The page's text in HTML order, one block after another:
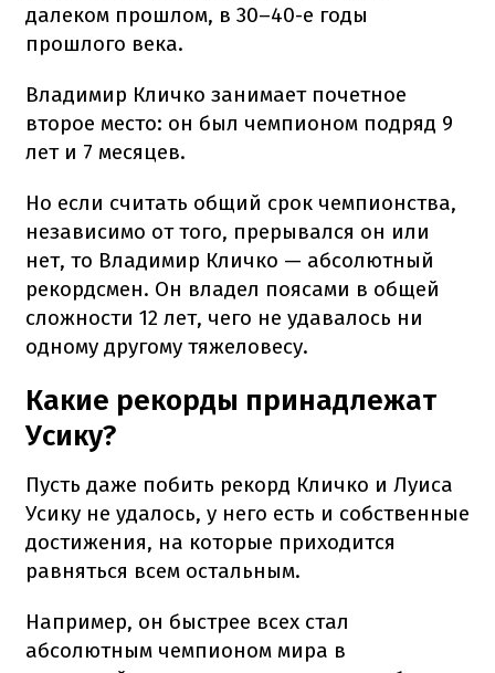
далеком прошлом, в 30–40-е годы
прошлого века.
Владимир Кличко занимает почетное
второе место: он был чемпионом подряд 9
лет и 7 месяцев.
Но если считать общий срок чемпионства,
независимо от того, прерывался он или
нет, то Владимир Кличко — абсолютный
рекордсмен. Он владел поясами в общей
сложности 12 лет, чего не удавалось ни
одному другому тяжеловесу.
Какие рекорды принадлежат
Усику?
Пусть даже побить рекорд Кличко и Луиса
Усику не удалось, у него есть и собственные
достижения, на которые приходится
равняться всем остальным.
Например, он быстрее всех стал
абсолютным чемпионом мира в